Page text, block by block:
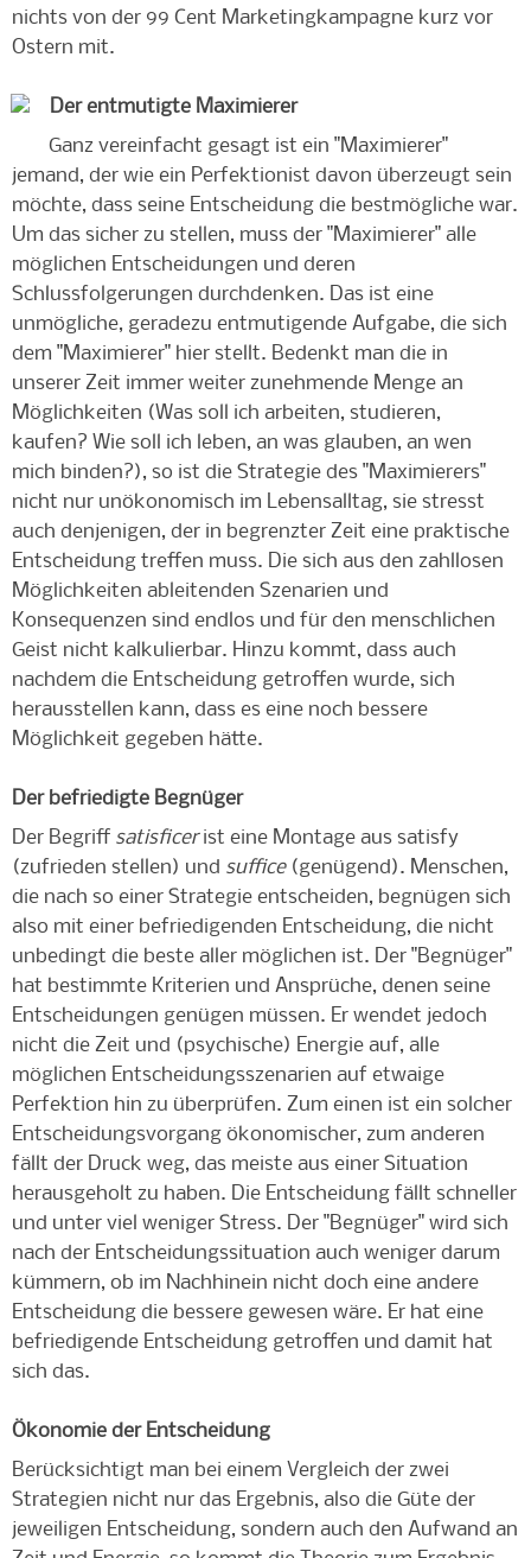
nichts von der 99 Cent Marketingkampagne kurz vor
Ostern mit.
Der entmutigte Maximierer
Ganz vereinfacht gesagt ist ein "Maximierer"
jemand, der wie ein Perfektionist davon überzeugt sein
möchte, dass seine Entscheidung die bestmögliche war.
Um das sicher zu stellen, muss der "Maximierer" alle
möglichen Entscheidungen und deren
Schlussfolgerungen durchdenken. Das ist eine
unmögliche, geradezu entmutigende Aufgabe, die sich
dem "Maximierer" hier stellt. Bedenkt man die in
unserer Zeit immer weiter zunehmende Menge an
Möglichkeiten (Was soll ich arbeiten, studieren,
kaufen? Wie soll ich leben, an was glauben, an wen
mich binden?), so ist die Strategie des "Maximierers"
nicht nur unökonomisch im Lebensalltag, sie stresst
auch denjenigen, der in begrenzter Zeit eine praktische
Entscheidung treffen muss. Die sich aus den zahllosen
Möglichkeiten ableitenden Szenarien und
Konsequenzen sind endlos und für den menschlichen
Geist nicht kalkulierbar. Hinzu kommt, dass auch
nachdem die Entscheidung getroffen wurde, sich
herausstellen kann, dass es eine noch bessere
Möglichkeit gegeben hätte.
Der befriedigte Begnüger
Der Begriff satisficerist eine Montage aus satisfy
(zufrieden stellen) und suffice(genügend). Menschen,
die nach so einer Strategie entscheiden, begnügen sich
also mit einer befriedigenden Entscheidung, die nicht
unbedingt die beste aller möglichen ist. Der "Begnüger"
hat bestimmte Kriterien und Ansprüche, denen seine
Entscheidungen genügen müssen. Er wendet jedoch
nicht die Zeit und (psychische) Energie auf, alle
möglichen Entscheidungsszenarien auf etwaige
Perfektion hin zu überprüfen. Zum einen ist ein solcher
Entscheidungsvorgang ökonomischer, zum anderen
fällt der Druck weg, das meiste aus einer Situation
herausgeholt zu haben. Die Entscheidung fällt schneller
und unter viel weniger Stress. Der "Begnüger" wird sich
nach der Entscheidungssituation auch weniger darum
kümmern, ob im Nachhinein nicht doch eine andere
Entscheidung die bessere gewesen wäre. Er hat eine
befriedigende Entscheidung getroffen und damit hat
sich das.
Ökonomie der Entscheidung
Berücksichtigt man bei einem Vergleich der zwei
Strategien nicht nur das Ergebnis, also die Güte der
jeweiligen Entscheidung, sondern auch den Aufwand an